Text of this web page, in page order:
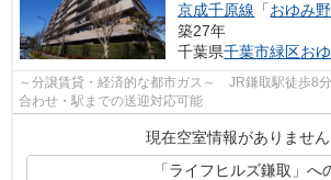
京成千原線 「おゆみ野
築27年
千葉県千葉市緑区お
～分譲賃貸・経済的な都市ガス～ JR鎌取駅徒歩8
合わせ・駅までの送迎対応可能
現在空室情報がありません
「ライフヒルズ鎌取」へ